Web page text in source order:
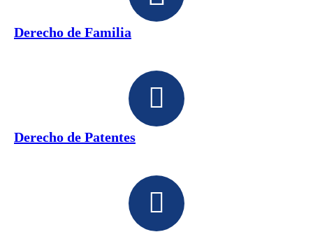
Derecho de Familia
Derecho de Patentes